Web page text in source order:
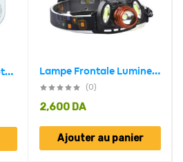
Prise électrique de protection 155-250V 20A BEETRO Lampe Frontale Lumineuse Sans Fil Avec 4 Modes D’eclairages Et Avec Zoom BEETRO LA-294
(0)
2,600 DA
Ajouter au panier